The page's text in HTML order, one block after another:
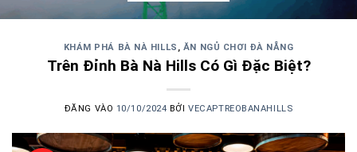
KHÁM PHÁ BÀ NÀ HILLS , ĂN NGỦ CHƠI ĐÀ NẴNG
Trên Đỉnh Bà Nà Hills Có Gì Đặc Biệt?
ĐĂNG VÀO 10/10/2024 BỞIVECAPTREOBANAHILLS